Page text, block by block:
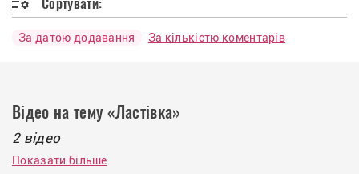
За датою додавання За кількістю коментарів
Відео на тему «Ластівка»
2 відео
Показати більше